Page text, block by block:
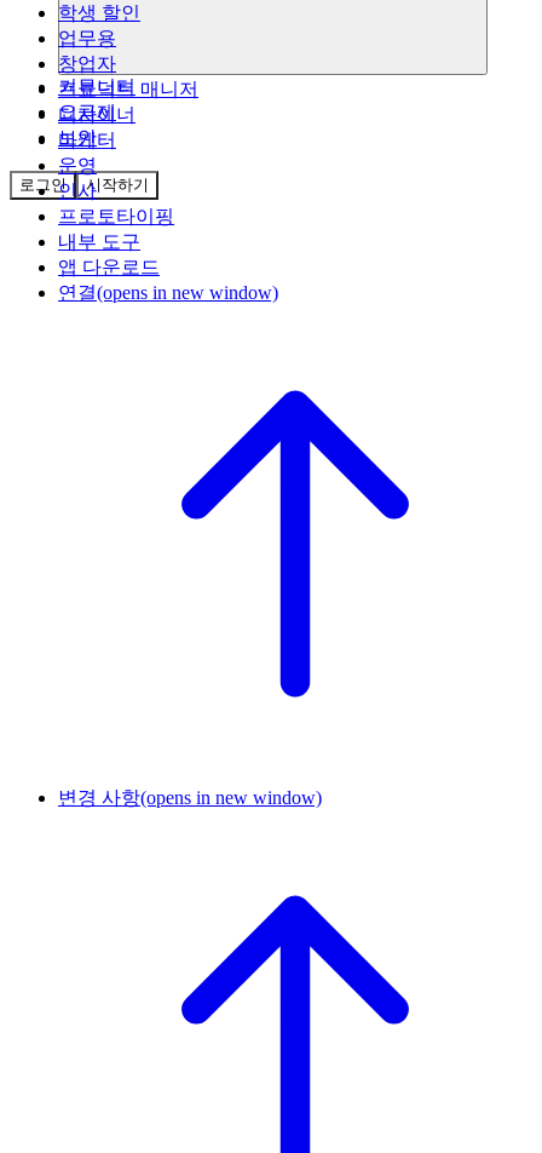
커뮤니티
요금제
보안
로그인 시작하기
학생 할인
업무용
창업자
프로덕트 매니저
디자이너
마케터
운영
인사
프로토타이핑
내부 도구
앱 다운로드
연결(opens in new window)
변경 사항(opens in new window)